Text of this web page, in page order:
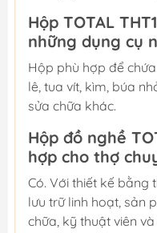
Hộp TOTAL
những dụng cụ
Hộp phù hợp để
lê, tua vít, kìm, búa
sửa chữa khác.
Hộp đồ nghề
hợp cho thợ
Có. Với thiết kế bằng
lưu trữ linh hoạt, sản
chữa, kỹ thuật viên